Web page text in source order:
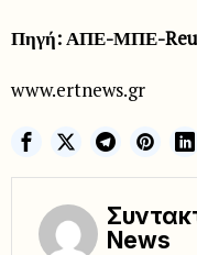
Πηγή: ΑΠΕ-ΜΠΕ-
www.ertnews.gr
News